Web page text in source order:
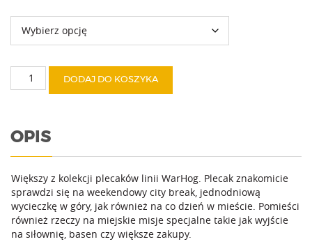
ilość
Dagger
DODAJ DO KOSZYKA
OPIS
Większy z kolekcji plecaków linii WarHog. Plecak znakomicie
sprawdzi się na weekendowy city break, jednodniową
wycieczkę w góry, jak również na co dzień w mieście. Pomieści
również rzeczy na miejskie misje specjalne takie jak wyjście
na siłownię, basen czy większe zakupy.